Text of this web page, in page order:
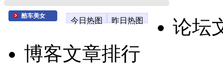
酷车美女
今日热图 昨日热图
论坛
博客文章排行